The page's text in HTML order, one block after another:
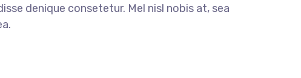
denique consetetur. Mel nisl nobis at, sea